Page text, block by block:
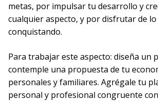
metas, por impulsar tu desarrollo y
cualquier aspecto, y por disfrutar de lo
conquistando.
Para trabajar este aspecto: diseña un
contemple una propuesta de tu
personales y familiares. Agrégale tu
personal y profesional congruente